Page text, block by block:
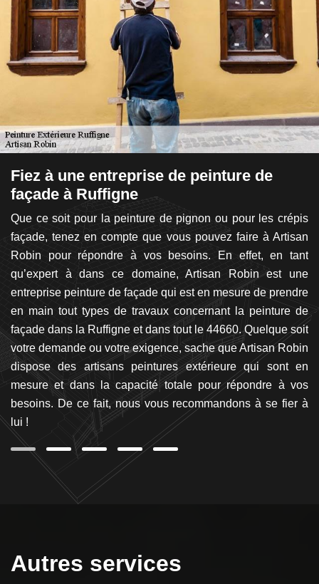
Fiez à une entreprise de peinture de
façade à Ruffigne
Que ce soit pour la peinture de pignon ou pour les crépis
façade, tenez en compte que vous pouvez faire à Artisan
Robin pour répondre à vos besoins. En effet, en tant
qu’expert à dans ce domaine, Artisan Robin est une
entreprise peinture de façade qui est en mesure de prendre
en main tout types de travaux concernant la peinture de
façade dans la Ruffigne et dans tout le 44660. Quelque soit
votre demande ou votre exigence, sache que Artisan Robin
dispose des artisans peintures extérieure qui sont en
mesure et dans la capacité totale pour répondre à vos
besoins. De ce fait, nous vous recommandons à se fier à
lui !
Autres services